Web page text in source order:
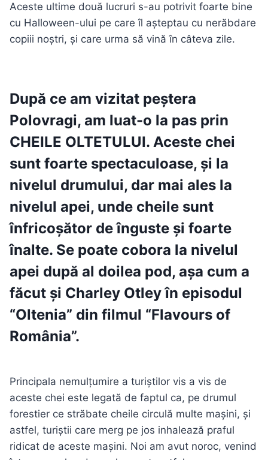
Aceste ultime două lucruri s-au potrivit foarte bine
cu Halloween-ului pe care îl așteptau cu nerăbdare
copiii noștri, și care urma să vină în câteva zile.
După ce am vizitat peștera
Polovragi, am luat-o la pas prin
CHEILE OLTETULUI. Aceste chei
sunt foarte spectaculoase, și la
nivelul drumului, dar mai ales la
nivelul apei, unde cheile sunt
înfricoșător de înguste și foarte
înalte. Se poate cobora la nivelul
apei după al doilea pod, așa cum a
făcut și Charley Otley în episodul
“Oltenia” din filmul “Flavours of
România”.
Principala nemulțumire a turiștilor vis a vis de
aceste chei este legată de faptul ca, pe drumul
forestier ce străbate cheile circulă multe mașini, și
astfel, turiștii care merg pe jos inhalează praful
ridicat de aceste mașini. Noi am avut noroc, venind